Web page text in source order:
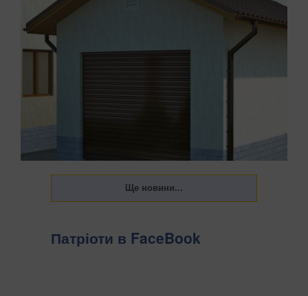
Патріоти в FaceBook